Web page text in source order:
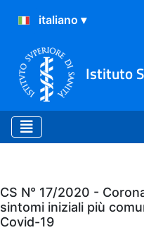
Istituto
Eventi
CS N° 17/2020 -
sintomi iniziali più
Covid-19